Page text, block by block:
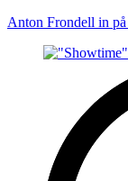
Anton Frondell in